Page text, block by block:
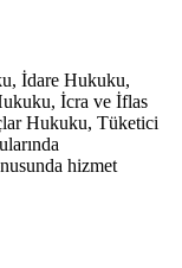
İdare Hukuku,
İcra ve İflas
Hukuku, Tüketici
hizmet